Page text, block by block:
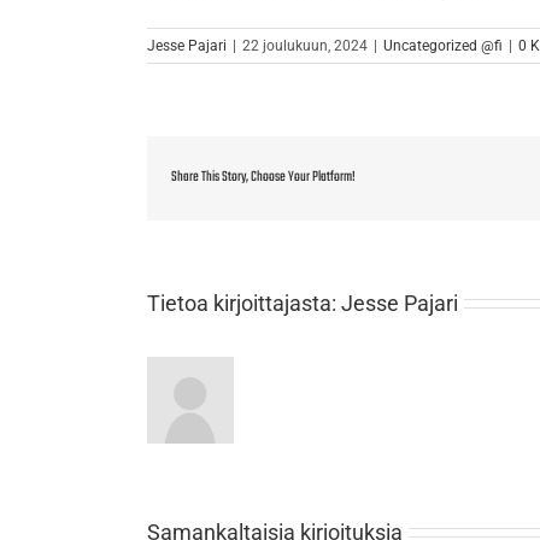
Jesse Pajari | 22 joulukuun, 2024 | Uncategorized @fi | 0
Share This Story, Choose Your Platform!
Tietoa kirjoittajasta: Jesse Pajari
Samankaltaisia kirjoituksia